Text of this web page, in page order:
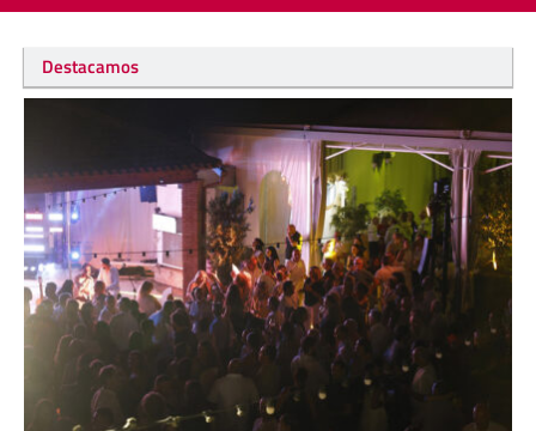
Destacamos